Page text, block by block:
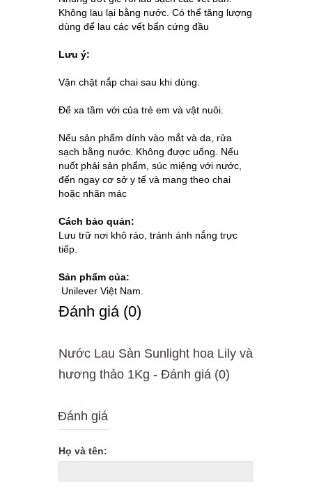
Không lau lại bằng nước. Có thể tăng lượng
dùng để lau các vết bẩn cứng đầu
Lưu ý:
Vặn chặt nắp chai sau khi dùng.
Để xa tầm với của trẻ em và vật nuôi.
Nếu sản phẩm dính vào mắt và da, rửa
sạch bằng nước. Không được uống. Nếu
nuốt phải sản phẩm, súc miệng với nước,
đến ngay cơ sở y tế và mang theo chai
hoặc nhãn mác
Cách bảo quản:
Lưu trữ nơi khô ráo, tránh ánh nắng trực
tiếp.
Sản phẩm của:
Unilever Việt Nam.
Ðánh giá (0)
Nước Lau Sàn Sunlight hoa Lily và
hương thảo 1Kg - Ðánh giá (0)
Đánh giá
Họ và tên: